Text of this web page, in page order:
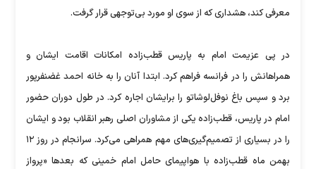
معرفی کند، هشداری که از سوی او مورد بی‌توجهی قرار گرفت.
در پی عزیمت امام به پاریس قطب‌زاده امکانات اقامت ایشان و
همراهانش را در فرانسه فراهم کرد. ابتدا آنان را به خانه احمد غضنفرپور
برد و سپس باغ نوفل‌لوشاتو را برایشان اجاره کرد. در طول دوران حضور
امام در پاریس، قطب‌زاده یکی از مشاوران اصلی رهبر انقلاب بود و ایشان
را در بسیاری از تصمیم‌گیری‌های مهم همراهی می‌کرد. سرانجام در روز ۱۲
بهمن ماه قطب‌زاده با هواپیمای حامل امام خمینی که بعد‌ها «پرواز